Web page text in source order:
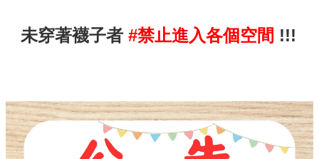
熱
門
連
未穿著襪子者 #禁止進入各個空間 !!!